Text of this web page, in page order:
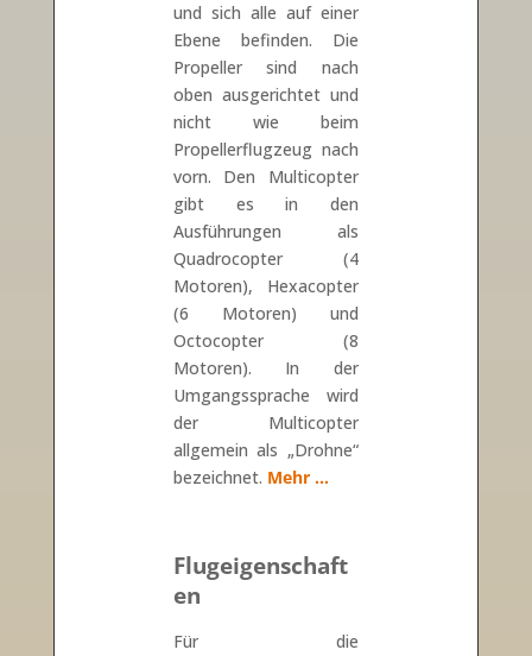
und sich alle auf einer
Ebene befinden. Die
Propeller sind nach
oben ausgerichtet und
nicht wie beim
Propellerflugzeug nach
vorn. Den Multicopter
gibt es in den
Ausführungen als
Quadrocopter (4
Motoren), Hexacopter
(6 Motoren) und
Octocopter (8
Motoren). In der
Umgangssprache wird
der Multicopter
allgemein als „Drohne“
bezeichnet. Mehr …
Flugeigenschaft
en
Für die